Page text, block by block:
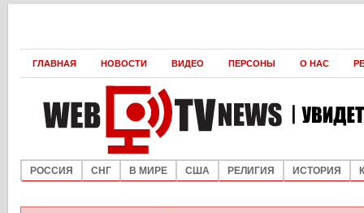
ГЛАВНАЯ НОВОСТИ ВИДЕО ПЕРСОНЫ О НАС
РОССИЯ СНГ В МИРЕ США РЕЛИГИЯ ИСТОРИЯ